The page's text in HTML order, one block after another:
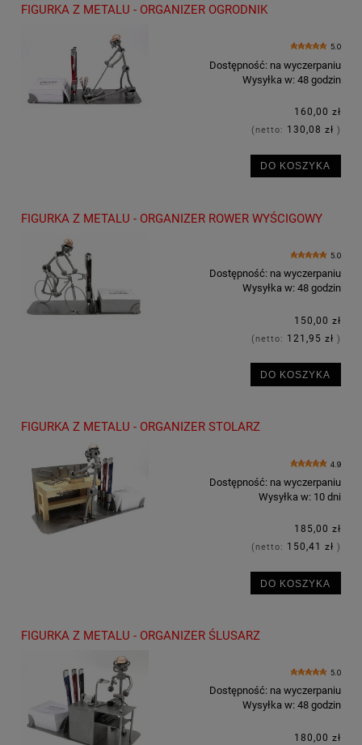
FIGURKA Z METALU - ORGANIZER OGRODNIK
5.0
Dostępność: na wyczerpaniu
Wysyłka w: 48 godzin
160,00 zł
(netto: 130,08 zł )
DO KOSZYKA
FIGURKA Z METALU - ORGANIZER ROWER WYŚCIGOWY
5.0
Dostępność: na wyczerpaniu
Wysyłka w: 48 godzin
150,00 zł
(netto: 121,95 zł )
DO KOSZYKA
FIGURKA Z METALU - ORGANIZER STOLARZ
4.9
Dostępność: na wyczerpaniu
Wysyłka w: 10 dni
185,00 zł
(netto: 150,41 zł )
DO KOSZYKA
FIGURKA Z METALU - ORGANIZER ŚLUSARZ
5.0
Dostępność: na wyczerpaniu
Wysyłka w: 48 godzin
180,00 zł